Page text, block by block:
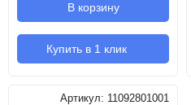
В корзину
Купить в 1 клик
Артикул: 11092801001